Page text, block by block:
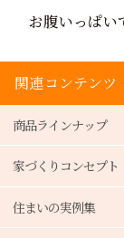
お腹いっぱ
関連コンテンツ
商品ラインナップ
家づくりコンセプト
住まいの実例集